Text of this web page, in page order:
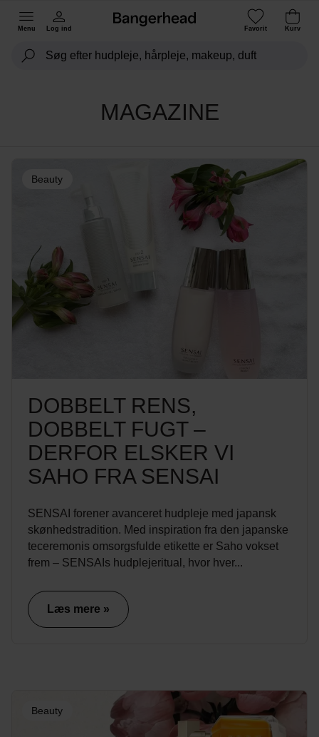
Menu Log ind Favorit Kurv
MAGAZINE
Beauty
DOBBELT RENS,
DOBBELT FUGT –
DERFOR ELSKER VI
SAHO FRA SENSAI
SENSAI forener avanceret hudpleje med japansk
skønhedstradition. Med inspiration fra den japanske
teceremonis omsorgsfulde etikette er Saho vokset
frem – SENSAIs hudplejeritual, hvor hver...
Læs mere »
Beauty